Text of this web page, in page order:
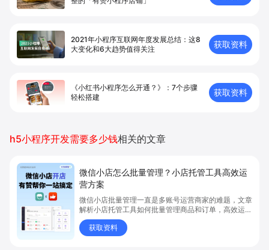
2021年小程序互联网年度发展总结：这8
大变化和6大趋势值得关注
获取资料
《小红书小程序怎么开通？》：7个步骤
轻松搭建
获取资料
h5小程序开发需要多少钱相关的文章
微信小店怎么批量管理？小店托管工具高效运
营方案
微信小店批量管理一直是多账号运营商家的难题，文章
解析小店托管工具如何批量管理商品和订单，高效运营
多账号微信小店。通过智能同步、AI运营托管和丰富营
销玩法，全面提升门店管理效率。点击了解微信小店批
量管理、高效托管的实用方案！
获取资料